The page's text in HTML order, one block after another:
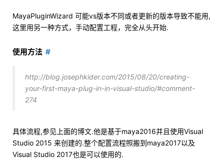
MayaPluginWizard 可能vs版本不同或者更新的版本导致不能用,
这里用另一种方式，手动配置工程，完全从头开始.
使用方法
http://blog.josephkider.com/2015/08/20/creating-
your-first-maya-plug-in-in-visual-studio/#comment-
274
具体流程,参见上面的博文.他是基于maya2016并且使用Visual
Studio 2015 来创建的.整个配置流程照搬到maya2017以及
Visual Studio 2017也是可以使用的.